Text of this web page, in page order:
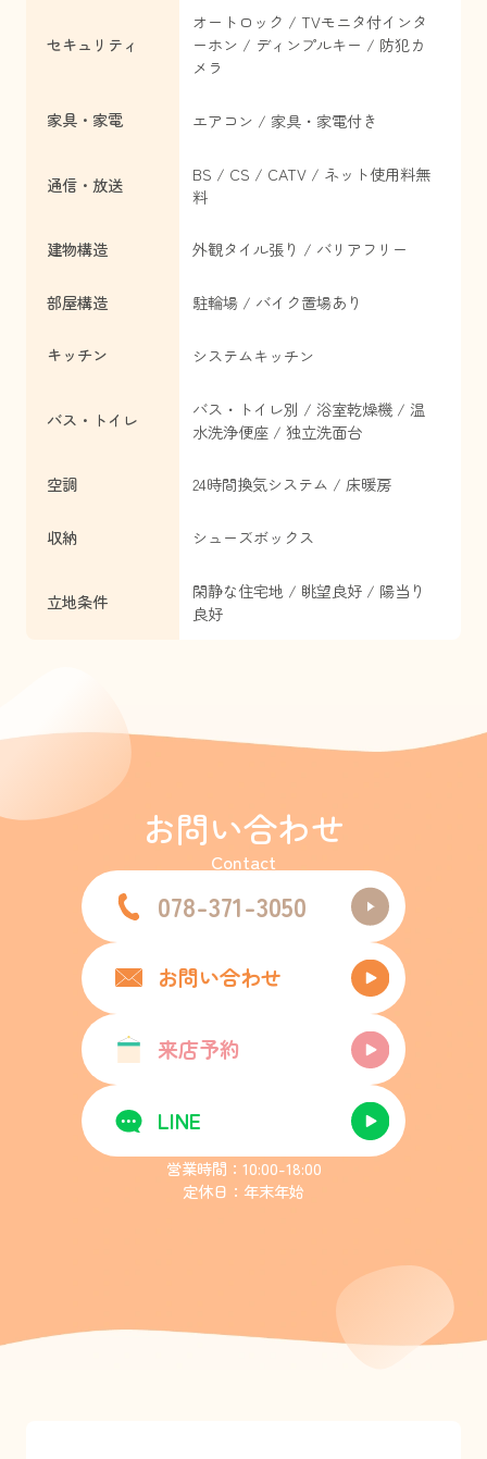
セキュリティ
オートロック / TVモニタ付インタ
ーホン / ディンプルキー / 防犯カ
メラ
家具・家電 エアコン / 家具・家電付き
通信・放送
BS / CS / CATV / ネット使用料無
料
建物構造 外観タイル張り / バリアフリー
部屋構造 駐輪場 / バイク置場あり
キッチン システムキッチン
バス・トイレ
バス・トイレ別 / 浴室乾燥機 / 温
水洗浄便座 / 独立洗面台
空調 24時間換気システム / 床暖房
収納 シューズボックス
立地条件
閑静な住宅地 / 眺望良好 / 陽当り
良好
お問い合わせ
Contact
078-371-3050
お問い合わせ
来店予約
LINE
営業時間：10:00-18:00
定休日：年末年始